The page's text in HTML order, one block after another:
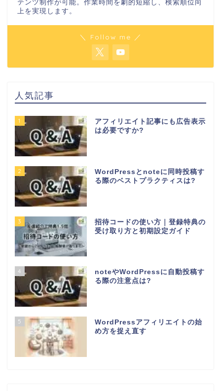
テンツ制作が可能。作業時間を劇的短縮し、検索順位向
上を実現します。
＼ Follow me ／
人気記事
1
アフィリエイト記事にも広告表示
は必要ですか?
2
WordPressとnoteに同時投稿す
る際のベストプラクティスは?
3
招待コードの使い方｜登録特典の
受け取り方と初期設定ガイド
4
noteやWordPressに自動投稿す
る際の注意点は?
5
WordPressアフィリエイトの始
め方を捉え直す